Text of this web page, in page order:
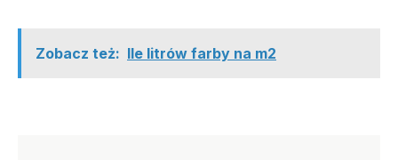
Zobacz też: Ile litrów farby na m2